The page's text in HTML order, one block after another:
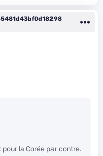
la Corée par contre.